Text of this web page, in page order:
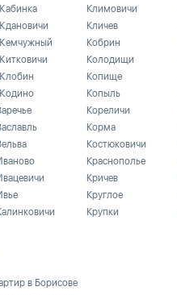
Климовичи
Кличев
Кобрин
Колодищи
Копище
Копыль
Кореличи
Корма
Костюковичи
Краснополье
Кричев
Круглое
Крупки
в Борисове